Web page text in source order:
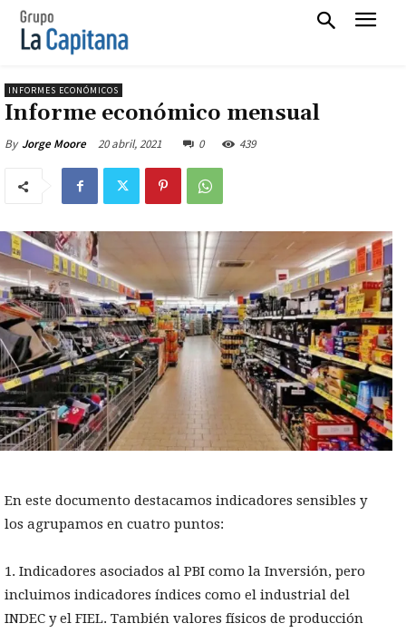
INFORMES ECONÓMICOS
Informe económico mensual
By Jorge Moore 20 abril, 2021 0 439
En este documento destacamos indicadores sensibles y
los agrupamos en cuatro puntos:
1. Indicadores asociados al PBI como la Inversión, pero
incluimos indicadores índices como el industrial del
INDEC y el FIEL. También valores físicos de producción